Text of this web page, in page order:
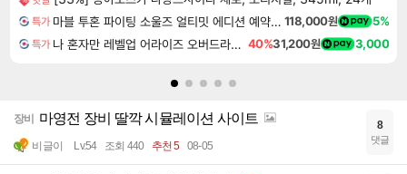
특가 마블 투혼 파이팅 소울즈 얼티밋 에디션 예약구매 MARVEL Tokon Fighting Souls Ultimate Edition Pre-Purchase 118,000원 5%
특가 나 혼자만 레벨업 어라이즈 오버드라이브 디럭스 에디션 Solo Leveling Arise Overdrive Deluxe Edition 40%31,200원 3,000
장비 마영전 장비 딸깍 시뮬레이션 사이트
비글이 Lv.54 조회 440 추천 5 08-05
8
댓글